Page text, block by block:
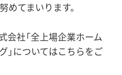
めてまいります。
社「全上場企業ホーム
」についてはこちらをご